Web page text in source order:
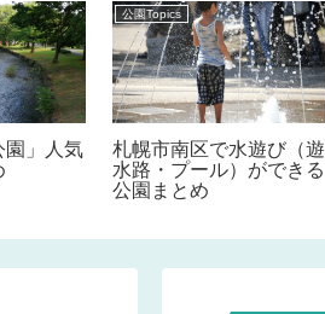
園」人気
公園Topics
札幌市南区で水遊び（遊
水路・プール）ができる
公園まとめ